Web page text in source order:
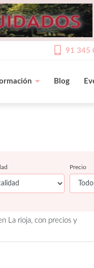
91 345
Blog
Precio
La rioja, con precios y